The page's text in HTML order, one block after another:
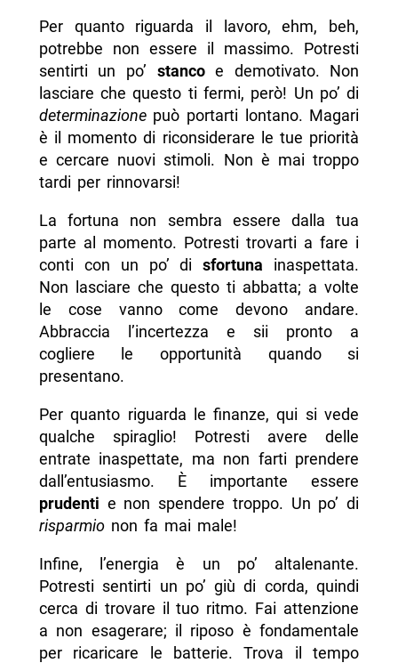
Per quanto riguarda il lavoro, ehm, beh,
potrebbe non essere il massimo. Potresti
sentirti un po’ stancoe demotivato. Non
lasciare che questo ti fermi, però! Un po’ di
determinazionepuò portarti lontano. Magari
è il momento di riconsiderare le tue priorità
e cercare nuovi stimoli. Non è mai troppo
tardi per rinnovarsi!
La fortuna non sembra essere dalla tua
parte al momento. Potresti trovarti a fare i
conti con un po’ disfortuna inaspettata.
Non lasciare che questo ti abbatta; a volte
le cose vanno come devono andare.
Abbraccia l’incertezza e sii pronto a
cogliere le opportunità quando si
presentano.
Per quanto riguarda le finanze, qui si vede
qualche spiraglio! Potresti avere delle
entrate inaspettate, ma non farti prendere
dall’entusiasmo. È importante essere
prudenti e non spendere troppo. Un po’ di
risparmionon fa mai male!
Infine, l’energia è un po’ altalenante.
Potresti sentirti un po’ giù di corda, quindi
cerca di trovare il tuo ritmo. Fai attenzione
a non esagerare; il riposo è fondamentale
per ricaricare le batterie. Trova il tempo